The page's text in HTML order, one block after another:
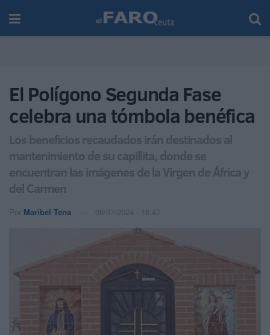
El Polígono Segunda Fase
celebra una tómbola benéfica
Los beneficios recaudados irán destinados al
mantenimiento de su capillita, donde se
encuentran las imágenes de la Virgen de África y
del Carmen
Por Maribel Tena 06/07/2024 - 16:47